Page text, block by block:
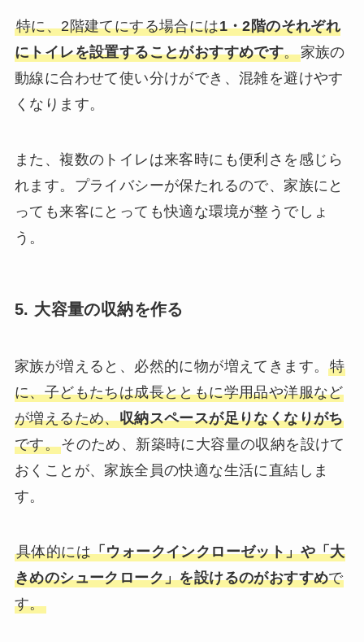
特に、2階建てにする場合には1・2階のそれぞれ
にトイレを設置することがおすすめです。家族の
動線に合わせて使い分けができ、混雑を避けやす
くなります。
また、複数のトイレは来客時にも便利さを感じら
れます。プライバシーが保たれるので、家族にと
っても来客にとっても快適な環境が整うでしょ
う。
5. 大容量の収納を作る
家族が増えると、必然的に物が増えてきます。特
に、子どもたちは成長とともに学用品や洋服など
が増えるため、収納スペースが足りなくなりがち
です。そのため、新築時に大容量の収納を設けて
おくことが、家族全員の快適な生活に直結しま
す。
具体的には「ウォークインクローゼット」や「大
きめのシュークローク」を設けるのがおすすめで
す。